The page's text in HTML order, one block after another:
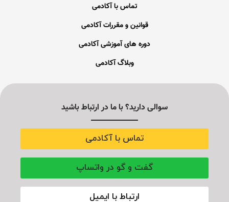
تماس با آکادمی
قوانین و مقررات آکادمی
دوره های آموزشی آکادمی
وبلاگ آکادمی
سوالی دارید؟ با ما در ارتباط باشید
تماس با آکادمی
گفت و گو در واتساپ
ارتباط با ایمیل